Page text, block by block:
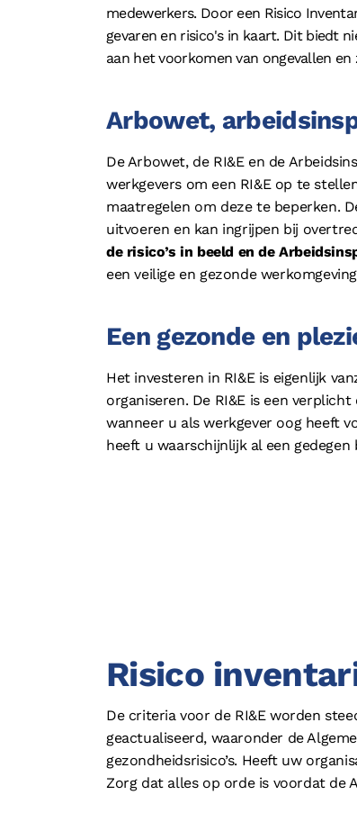
medewerkers. Door een Risico
gevaren en risico's in kaart. Dit biedt
aan het voorkomen van ongevallen en
Arbowet,
De Arbowet, de RI&E en de
werkgevers om een RI&E op te
maatregelen om deze te beperken.
uitvoeren en kan ingrijpen bij
de risico’s in beeld en de
een veilige en gezonde
Een gezonde en
Het investeren in RI&E is eigenlijk
organiseren. De RI&E is een
wanneer u als werkgever oog heeft
heeft u waarschijnlijk al een
Risico
De criteria voor de RI&E worden
geactualiseerd, waaronder de
gezondheidsrisico’s. Heeft uw
Zorg dat alles op orde is voordat de